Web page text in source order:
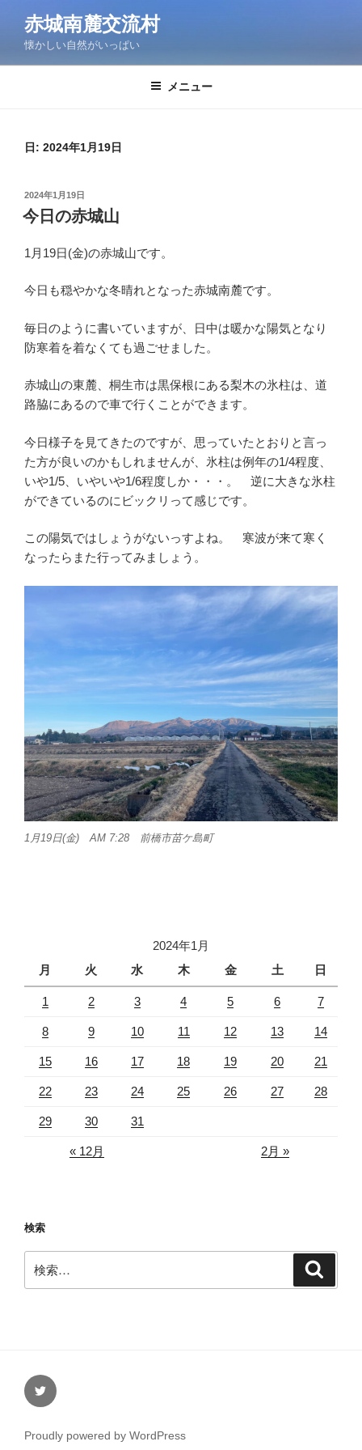
ン
赤城南麓交流村
懐かしい自然がいっぱい
メニュー
日: 2024年1月19日
投
稿
日:
2024年1月19日
今日の赤城山
1月19日(金)の赤城山です。
今日も穏やかな冬晴れとなった赤城南麓です。
毎日のように書いていますが、日中は暖かな陽気となり
防寒着を着なくても過ごせました。
赤城山の東麓、桐生市は黒保根にある梨木の氷柱は、道
路脇にあるので車で行くことができます。
今日様子を見てきたのですが、思っていたとおりと言っ
た方が良いのかもしれませんが、氷柱は例年の1/4程度、
いや1/5、いやいや1/6程度しか・・・。 逆に大きな氷柱
ができているのにビックリって感じです。
この陽気ではしょうがないっすよね。 寒波が来て寒く
なったらまた行ってみましょう。
1月19日(金) AM 7:28 前橋市苗ケ島町
2024年1月
月
火 水 木 金 土 日
1 2 3 4 5 6 7
8 9 10 11 12 13 14
15 16 17 18 19 20 21
22 23 24 25 26 27 28
29 30 31
« 12月 2月 »
検索
索:
Twitter
Proudly powered by WordPress